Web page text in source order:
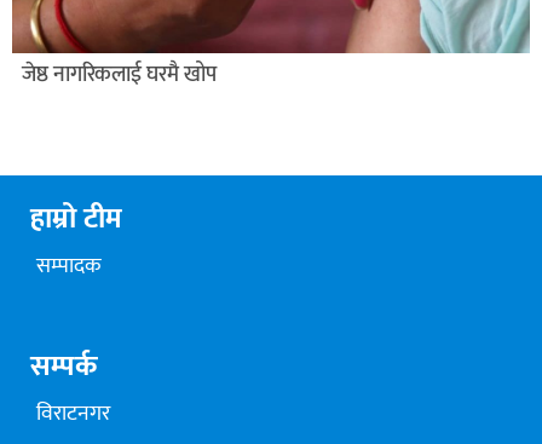
जेष्ठ नागरिकलाई घरमै खोप
हाम्रो टीम
सम्पादक
सम्पर्क
विराटनगर